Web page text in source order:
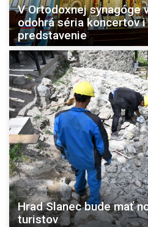
V Ortodoxnej synagóge
odohrá séria koncertov
predstavenie
Hrad Slanec bude mať
turistov